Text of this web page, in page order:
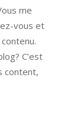
me
vous et
C’est
content,